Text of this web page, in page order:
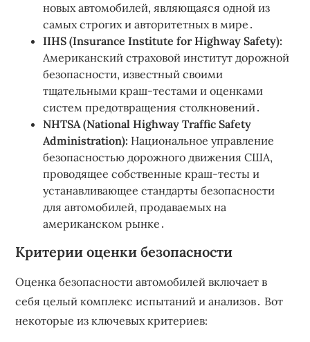
новых автомобилей, являющаяся одной из
самых строгих и авторитетных в мире․
IIHS (Insurance Institute for Highway Safety):
Американский страховой институт дорожной
безопасности, известный своими
тщательными краш-тестами и оценками
систем предотвращения столкновений․
NHTSA (National Highway Traffic Safety
Administration): Национальное управление
безопасностью дорожного движения США,
проводящее собственные краш-тесты и
устанавливающее стандарты безопасности
для автомобилей, продаваемых на
американском рынке․
Критерии оценки безопасности
Оценка безопасности автомобилей включает в
себя целый комплекс испытаний и анализов․ Вот
некоторые из ключевых критериев: